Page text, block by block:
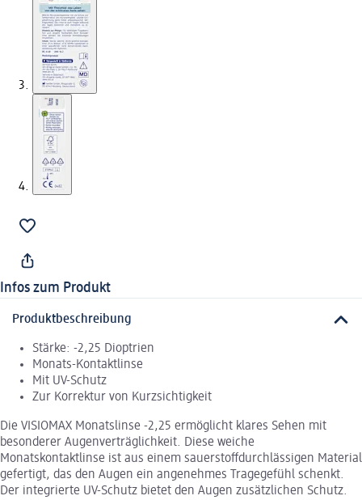
Infos zum Produkt
Produktbeschreibung
Stärke: -2,25 Dioptrien
Monats-Kontaktlinse
Mit UV-Schutz
Zur Korrektur von Kurzsichtigkeit
Die VISIOMAX Monatslinse -2,25 ermöglicht klares Sehen mit
besonderer Augenverträglichkeit. Diese weiche
Monatskontaktlinse ist aus einem sauerstoffdurchlässigen Material
gefertigt, das den Augen ein angenehmes Tragegefühl schenkt.
Der integrierte UV-Schutz bietet den Augen zusätzlichen Schutz.